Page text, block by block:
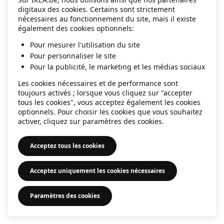
information).
digitaux des cookies. Certains sont strictement
nécessaires au fonctionnement du site, mais il existe
également des cookies optionnels:
Pour mesurer l'utilisation du site
Pour personnaliser le site
Pour la publicité, le marketing et les médias sociaux
Les cookies nécessaires et de performance sont
toujours activés ; lorsque vous cliquez sur "accepter
tous les cookies", vous acceptez également les cookies
optionnels. Pour choisir les cookies que vous souhaitez
activer, cliquez sur paramètres des cookies.
Acceptez tous les cookies
Acceptez uniquement les cookies nécessaires
Paramètres des cookies